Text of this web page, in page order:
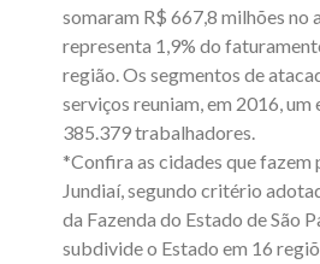
somaram R$ 667,8 milhões no
representa 1,9% do
região. Os segmentos de
serviços reuniam, em 2016, um
385.379 trabalhadores.
*Confira as cidades que fazem
Jundiaí, segundo critério
da Fazenda do Estado de São
subdivide o Estado em 16